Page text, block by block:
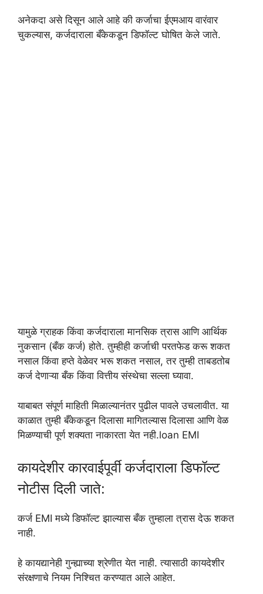
अनेकदा असे दिसून आले आहे की कर्जाचा ईएमआय वारंवार
चुकल्यास, कर्जदाराला बँकेकडून डिफॉल्ट घोषित केले जाते.
यामुळे ग्राहक किंवा कर्जदाराला मानसिक त्रास आणि आर्थिक
नुकसान (बँक कर्ज) होते. तुम्हीही कर्जाची परतफेड करू शकत
नसाल किंवा हप्ते वेळेवर भरू शकत नसाल, तर तुम्ही ताबडतोब
कर्ज देणाऱ्या बँक किंवा वित्तीय संस्थेचा सल्ला घ्यावा.
याबाबत संपूर्ण माहिती मिळाल्यानंतर पुढील पावले उचलावीत. या
काळात तुम्ही बँकेकडून दिलासा मागितल्यास दिलासा आणि वेळ
मिळण्याची पूर्ण शक्यता नाकारता येत नही.loan EMI
कायदेशीर कारवाईपूर्वी कर्जदाराला डिफॉल्ट
नोटीस दिली जाते:
कर्ज EMI मध्ये डिफॉल्ट झाल्यास बँक तुम्हाला त्रास देऊ शकत
नाही.
हे कायद्यानेही गुन्ह्याच्या श्रेणीत येत नाही. त्यासाठी कायदेशीर
संरक्षणाचे नियम निश्चित करण्यात आले आहेत.